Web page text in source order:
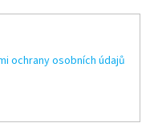
ochrany osobních údajů